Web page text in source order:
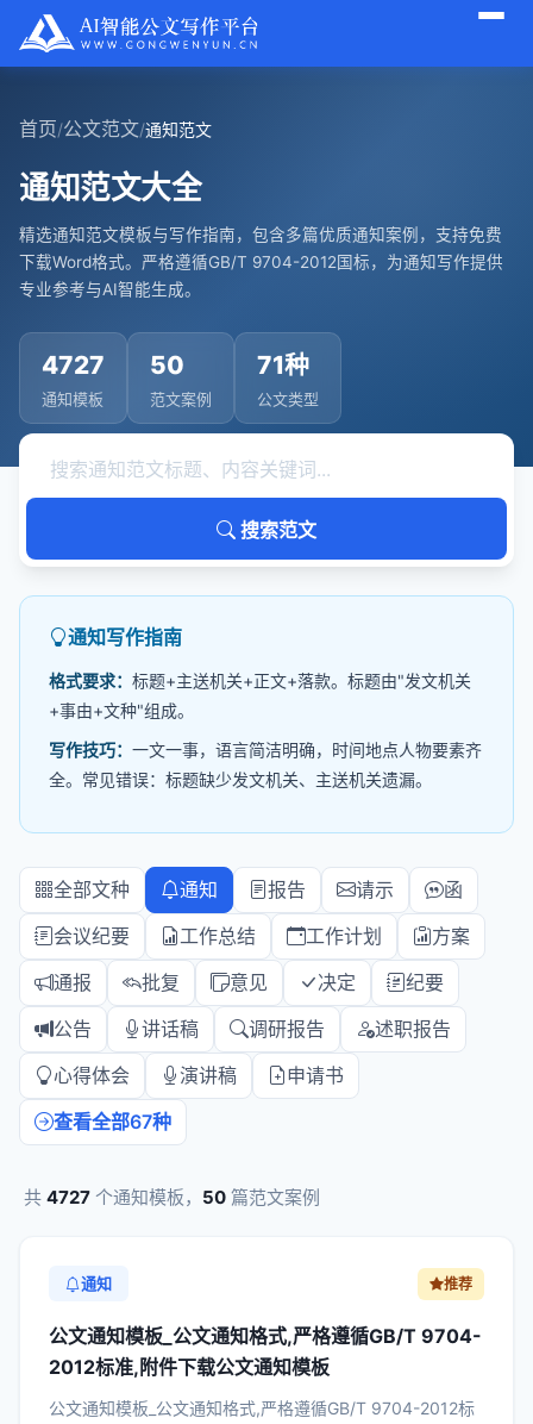
首页/公文范文/通知范文
通知范文大全
精选通知范文模板与写作指南，包含多篇优质通知案例，支持免费
下载Word格式。严格遵循GB/T 9704-2012国标，为通知写作提供
专业参考与AI智能生成。
4727
通知模板
50
范文案例
71种
公文类型
搜索范文
通知写作指南
格式要求： 标题+主送机关+正文+落款。标题由"发文机关
+事由+文种"组成。
写作技巧： 一文一事，语言简洁明确，时间地点人物要素齐
全。常见错误：标题缺少发文机关、主送机关遗漏。
全部文种 通知 报告 请示
函
会议纪要
工作总结 工作计划
方案
通报
批复 意见 决定
纪要
公告
讲话稿 调研报告
述职报告
心得体会
演讲稿
申请书
查看全部67种
共 4727 个通知模板， 50 篇范文案例
通知 推荐
公文通知模板_公文通知格式,严格遵循GB/T 9704-
2012标准,附件下载公文通知模板
公文通知模板_公文通知格式,严格遵循GB/T 9704-2012标